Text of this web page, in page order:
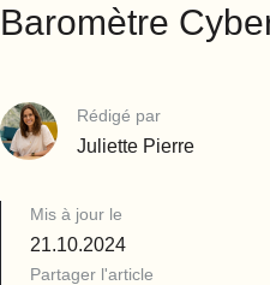
Baromètre
Rédigé par
Juliette Pierre
Mis à jour le
21.10.2024
Partager l'article